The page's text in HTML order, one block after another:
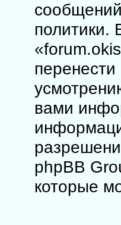
политики.
вами
phpBB
которые